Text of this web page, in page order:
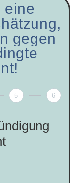
eine
gegen
5 6